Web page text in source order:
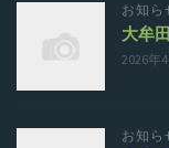
お知ら
大牟
2026年
お知ら